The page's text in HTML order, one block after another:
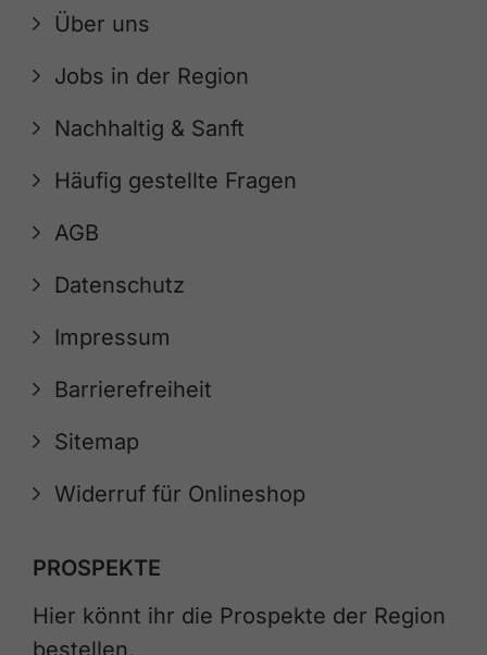
Über uns
Jobs in der Region
Nachhaltig & Sanft
Häufig gestellte Fragen
AGB
Datenschutz
Impressum
Barrierefreiheit
Sitemap
Widerruf für Onlineshop
PROSPEKTE
Hier könnt ihr die Prospekte der Region